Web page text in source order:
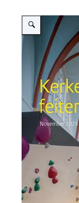
Vergroot